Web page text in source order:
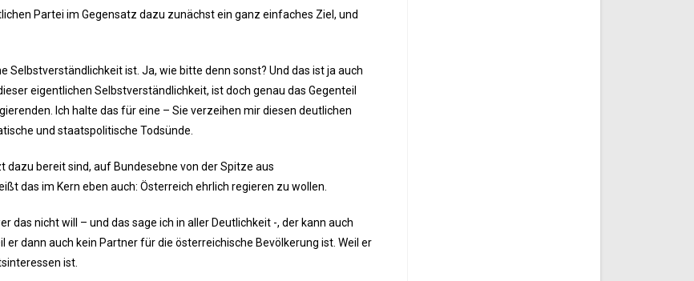
Partei im Gegensatz dazu zunächst ein ganz einfaches Ziel, und
Selbstverständlichkeit ist. Ja, wie bitte denn sonst? Und das ist ja auch
eigentlichen Selbstverständlichkeit, ist doch genau das Gegenteil
Ich halte das für eine – Sie verzeihen mir diesen deutlichen
und staatspolitische Todsünde.
dazu bereit sind, auf Bundesebne von der Spitze aus
das im Kern eben auch: Österreich ehrlich regieren zu wollen.
das nicht will – und das sage ich in aller Deutlichkeit -, der kann auch
dann auch kein Partner für die österreichische Bevölkerung ist. Weil er
ist.